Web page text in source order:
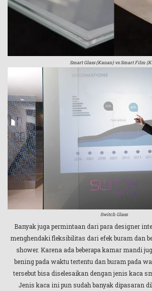
Smart Glass (Kanan) vs Smart Film
Switch Glass
Banyak juga permintaan dari para designer
menghendaki fleksibilitas dari efek buram dan
shower. Karena ada beberapa kamar mandi
bening pada waktu tertentu dan buram pada
tersebut bisa diselesaikan dengan jenis kaca
Jenis kaca ini pun sudah banyak dipasaran